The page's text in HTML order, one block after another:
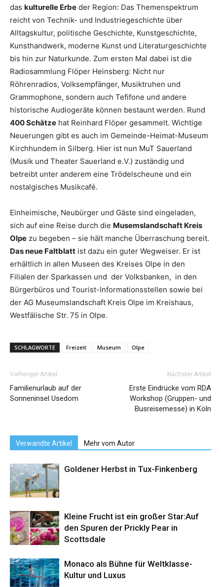
das kulturelle Erbe der Region: Das Themenspektrum
reicht von Technik- und Industriegeschichte über
Alltagskultur, politische Geschichte, Kunstgeschichte,
Kunsthandwerk, moderne Kunst und Literaturgeschichte
bis hin zur Naturkunde. Zum ersten Mal dabei ist die
Radiosammlung Flöper Heinsberg: Nicht nur
Röhrenradios, Volksempfänger, Musiktruhen und
Grammophone, sondern auch Tefifone und andere
historische Audiogeräte können bestaunt werden. Rund
400 Schätze hat Reinhard Flöper gesammelt. Wichtige
Neuerungen gibt es auch im Gemeinde-Heimat-Museum
Kirchhundem in Silberg. Hier ist nun MuT Sauerland
(Musik und Theater Sauerland e.V.) zuständig und
betreibt unter anderem eine Trödelscheune und ein
nostalgisches Musikcafé.
Einheimische, Neubürger und Gäste sind eingeladen,
sich auf eine Reise durch die Musemslandschaft Kreis
Olpe zu begeben – sie hält manche Überraschung bereit.
Das neue Faltblatt ist dazu ein guter Wegweiser. Er ist
erhältlich in allen Museen des Kreises Olpe in den
Filialen der Sparkassen und der Volksbanken, in den
Bürgerbüros und Tourist-Informationsstellen sowie bei
der AG Museumslandschaft Kreis Olpe im Kreishaus,
Westfälische Str. 75 in Olpe.
SCHLAGWORTE Freizeit Museum Olpe
Vorheriger Artikel
Familienurlaub auf der
Sonneninsel Usedom
Nächster Artikel
Erste Eindrücke vom RDA
Workshop (Gruppen- und
Busreisemesse) in Köln
Verwandte Artikel Mehr vom Autor
Goldener Herbst in Tux-Finkenberg
Kleine Frucht ist ein großer Star:Auf
den Spuren der Prickly Pear in
Scottsdale
Monaco als Bühne für Weltklasse-
Kultur und Luxus